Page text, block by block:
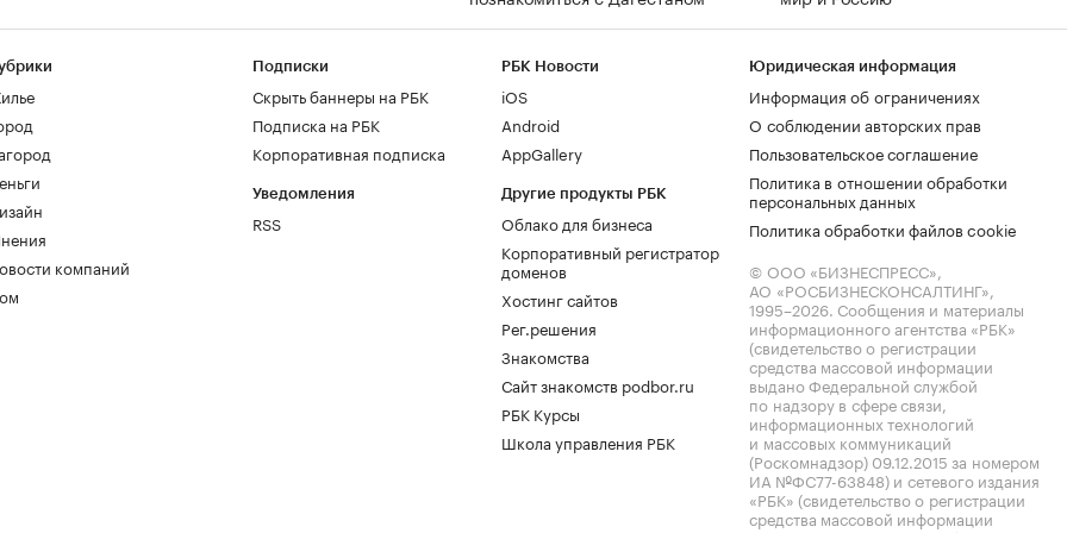
компаний
Подписки
Скрыть баннеры на РБК
Подписка на РБК
Корпоративная подписка
Уведомления
RSS
РБК Новости
iOS
Android
AppGallery
Другие продукты РБК
Облако для бизнеса
Корпоративный регистратор
доменов
Хостинг сайтов
Рег.решения
Знакомства
Сайт знакомств podbor.ru
РБК Курсы
Школа управления РБК
Юридическая информация
Информация об ограничениях
О соблюдении авторских прав
Пользовательское соглашение
Политика в отношении обработки
персональных данных
Политика обработки файлов cookie
© ООО «БИЗНЕСПРЕСС»,
АО «РОСБИЗНЕСКОНСАЛТИНГ»,
1995–2026. Сообщения и материалы
информационного агентства «РБК»
(свидетельство о регистрации
средства массовой информации
выдано Федеральной службой
по надзору в сфере связи,
информационных технологий
и массовых коммуникаций
(Роскомнадзор) 09.12.2015 за номером
ИА №ФС77-63848) и сетевого издания
«РБК» (свидетельство о регистрации
средства массовой информации